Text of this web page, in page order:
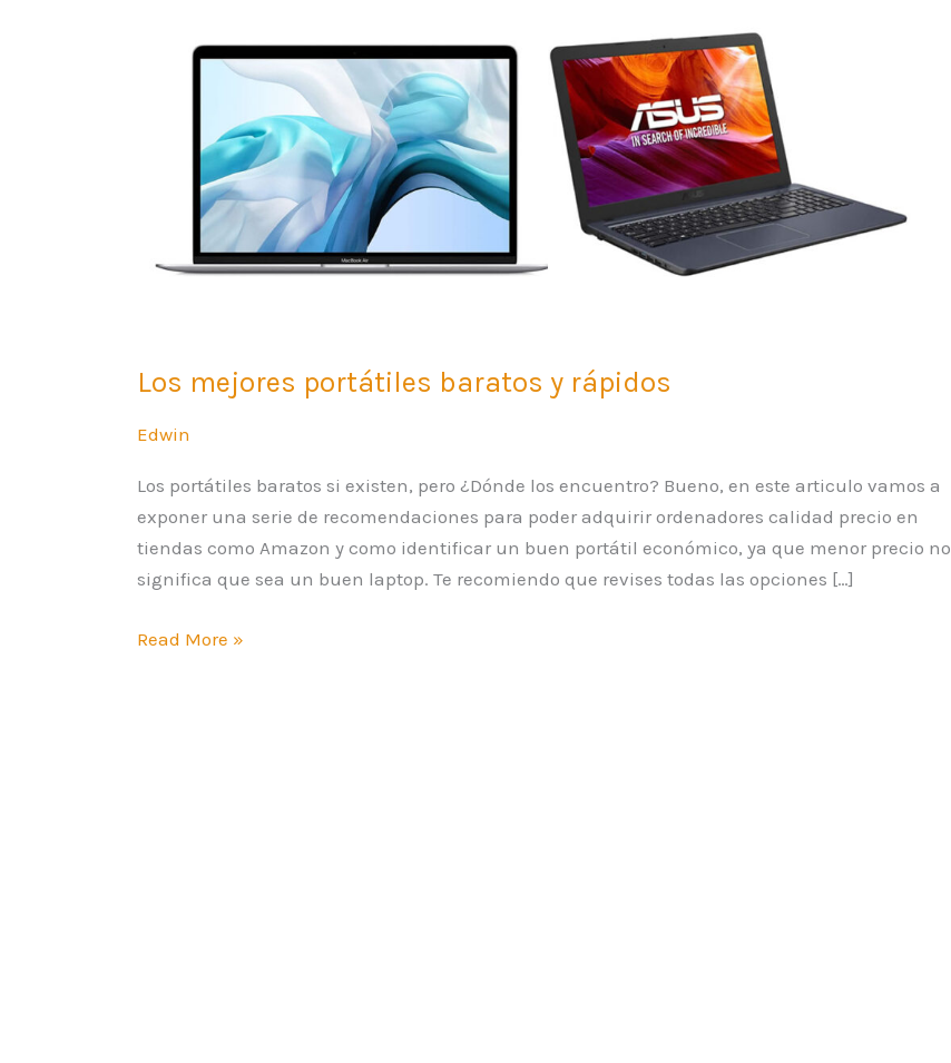
Los mejores portátiles baratos y rápidos
Edwin
Los portátiles baratos si existen, pero ¿Dónde los encuentro? Bueno, en este articulo vamos a
exponer una serie de recomendaciones para poder adquirir ordenadores calidad precio en
tiendas como Amazon y como identificar un buen portátil económico, ya que menor precio no
significa que sea un buen laptop. Te recomiendo que revises todas las opciones […]
rápidos
Read More »